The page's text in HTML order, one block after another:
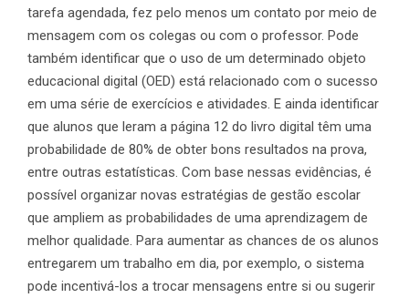
tarefa agendada, fez pelo menos um contato por meio de
mensagem com os colegas ou com o professor. Pode
também identificar que o uso de um determinado objeto
educacional digital (OED) está relacionado com o sucesso
em uma série de exercícios e atividades. E ainda identificar
que alunos que leram a página 12 do livro digital têm uma
probabilidade de 80% de obter bons resultados na prova,
entre outras estatísticas. Com base nessas evidências, é
possível organizar novas estratégias de gestão escolar
que ampliem as probabilidades de uma aprendizagem de
melhor qualidade. Para aumentar as chances de os alunos
entregarem um trabalho em dia, por exemplo, o sistema
pode incentivá-los a trocar mensagens entre si ou sugerir